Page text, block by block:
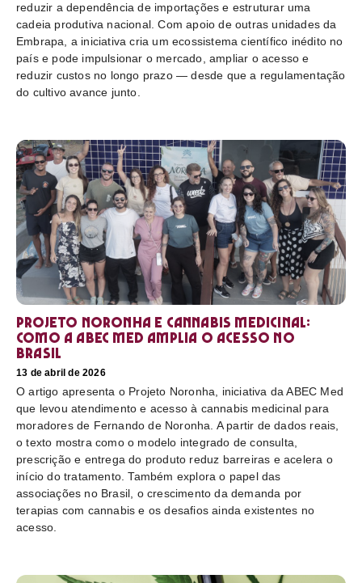
reduzir a dependência de importações e estruturar uma
cadeia produtiva nacional. Com apoio de outras unidades da
Embrapa, a iniciativa cria um ecossistema científico inédito no
país e pode impulsionar o mercado, ampliar o acesso e
reduzir custos no longo prazo — desde que a regulamentação
do cultivo avance junto.
Projeto Noronha e cannabis medicinal:
como a ABEC Med amplia o acesso no
Brasil
13 de abril de 2026
O artigo apresenta o Projeto Noronha, iniciativa da ABEC Med
que levou atendimento e acesso à cannabis medicinal para
moradores de Fernando de Noronha. A partir de dados reais,
o texto mostra como o modelo integrado de consulta,
prescrição e entrega do produto reduz barreiras e acelera o
início do tratamento. Também explora o papel das
associações no Brasil, o crescimento da demanda por
terapias com cannabis e os desafios ainda existentes no
acesso.